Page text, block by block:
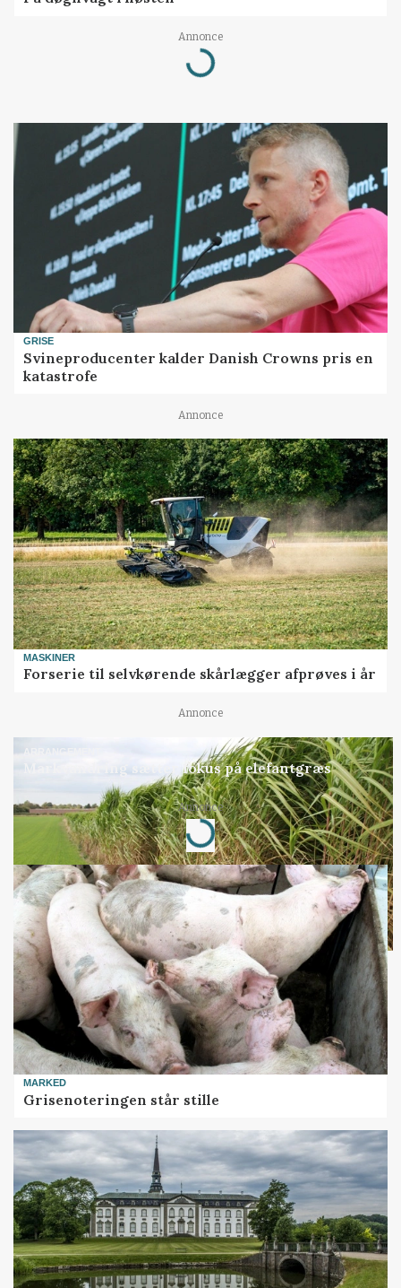
Annonce
Loading...
GRISE
Svineproducenter kalder Danish Crowns pris en
katastrofe
Annonce
MASKINER
Forserie til selvkørende skårlægger afprøves i år
Annonce
ARRANGEMENT
Markvandring sætter fokus på elefantgræs
Annonce
Loading...
MARKED
Grisenoteringen står stille